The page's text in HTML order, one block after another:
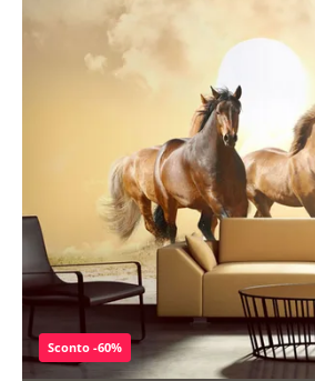
Sconto -60%